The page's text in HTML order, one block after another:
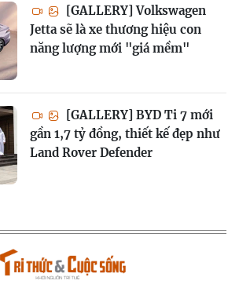
[GALLERY] Volkswagen
Jetta sẽ là xe thương hiệu con
năng lượng mới "giá mềm"
[GALLERY] BYD Ti 7 mới
gần 1,7 tỷ đồng, thiết kế đẹp như
Land Rover Defender